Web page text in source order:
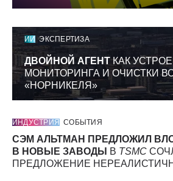
ИИ ЭКСПЕРТИЗА
ДВОЙНОЙ АГЕНТКАК
МОНИТОРИНГА И ОЧИСТКИ
«НОРНИКЕЛЯ»
ИНДУСТРИЯ СОБЫТИЯ
СЭМ АЛЬТМАН ПРЕДЛОЖИЛ
В НОВЫЕ ЗАВОДЫ
В TSMC
ПРЕДЛОЖЕНИЕ